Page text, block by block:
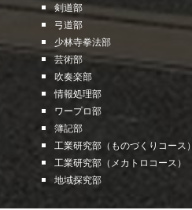
剣道部
弓道部
少林寺拳法部
芸術部
吹奏楽部
情報処理部
ワープロ部
簿記部
工業研究部（ものづくりコース）
工業研究部（メカトロコース）
地域探究部